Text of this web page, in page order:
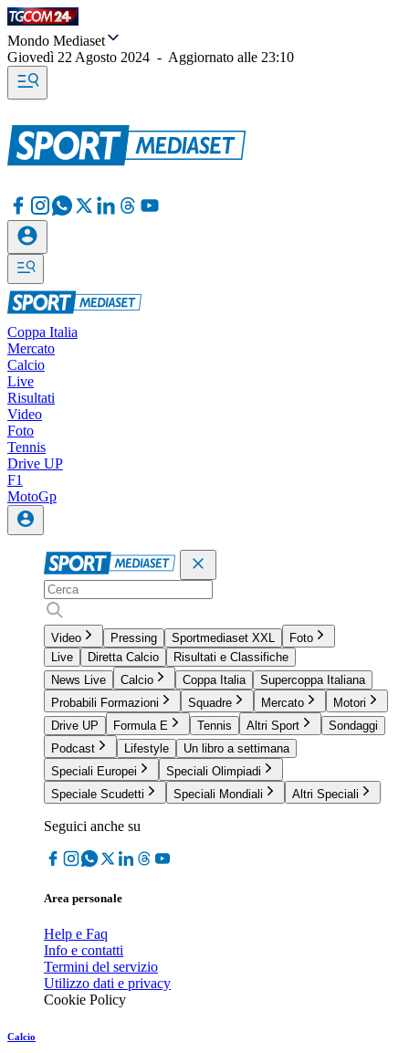
Mondo Mediaset
Giovedì 22 Agosto 2024 - Aggiornato alle 23:10
Coppa Italia
Mercato
Calcio
Live
Risultati
Video
Foto
Tennis
Drive UP
F1
MotoGp
Video Pressing Sportmediaset XXL
Foto
Live
Diretta Calcio
Risultati e Classifiche
News Live
Calcio Coppa Italia
Supercoppa Italiana
Probabili Formazioni
Squadre Mercato
Motori
Drive UP
Formula E Tennis Altri Sport
Sondaggi
Podcast
Lifestyle
Un libro a settimana
Speciali Europei
Speciali Olimpiadi
Speciale Scudetti
Speciali Mondiali Altri Speciali
Seguici anche su
Area personale
Help e Faq
Info e contatti
Termini del servizio
Utilizzo dati e privacy
Cookie Policy
Calcio